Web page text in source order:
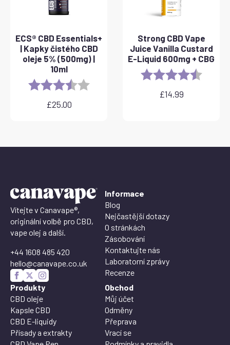
ECS® CBD Essentials+
| Kapky čistého CBD
oleje 5% (500mg) |
10ml
Rating: 3.8 out of 5 stars
£25.00
Strong CBD Vape
Juice Vanilla Custard
E-Liquid 600mg + CBG
Rating: 4.6 out
£14.99
Vítejte v Canavape®,
originální volbě pro CBD,
vape olej a další.
+44 1608 485 420
hello@canavape.co.uk
Informace
Blog
Nejčastější dotazy
O stránkách
Zásobování
Kontaktujte nás
Laboratorní zprávy
Recenze
Produkty
CBD oleje
Kapsle CBD
CBD E-liquidy
Přísady a extrakty
Obchod
Můj účet
Odměny
Přeprava
Vrací se